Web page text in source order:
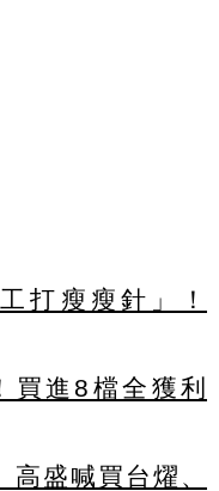
打瘦瘦針」！
買進8檔全獲利
盛喊買台燿、